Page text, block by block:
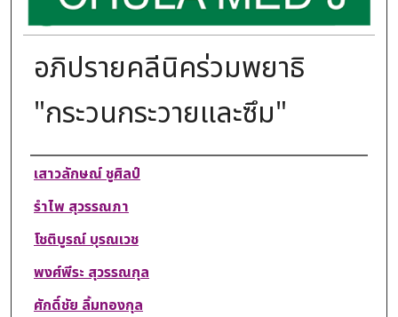
อภิปรายคลีนิคร่วมพยาธิ
"กระวนกระวายและซึม"
Authors
เสาวลักษณ์ ชูศิลป์
รำไพ สุวรรณภา
โชติบูรณ์ บุรณเวช
พงศ์พีระ สุวรรณกุล
ศักดิ์ชัย ลิ้มทองกุล